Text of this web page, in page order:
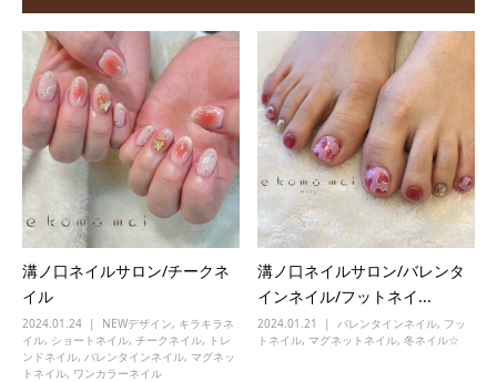
溝ノ口ネイルサロン/チークネ
イル
2024.01.24 NEWデザイン, キラキラネ
イル, ショートネイル, チークネイル, トレ
ンドネイル, バレンタインネイル, マグネッ
トネイル, ワンカラーネイル
溝ノ口ネイルサロン/バレンタ
インネイル/フットネイ...
2024.01.21 バレンタインネイル, フッ
トネイル, マグネットネイル, 冬ネイル☆